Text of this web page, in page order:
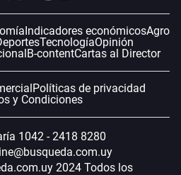
Indicadores económicosAgro
TecnologíaOpinión
B-contentCartas al Director
Políticas de privacidad
y Condiciones
1042 - 2418 8280
2024 Todos los